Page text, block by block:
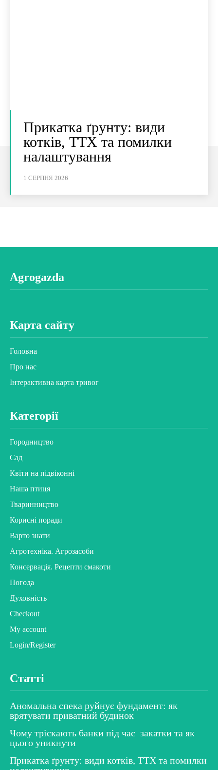
Прикатка ґрунту: види
котків, ТТХ та помилки
налаштування
1 СЕРПНЯ 2026
Agrogazda
Карта сайту
Головна
Про нас
Інтерактивна карта тривог
Категорії
Городництво
Сад
Квіти на підвіконні
Наша птиця
Тваринництво
Корисні поради
Варто знати
Агротехніка. Агрозасоби
Консервація. Рецепти смакоти
Погода
Духовність
Checkout
My account
Login/Register
Статті
Аномальна спека руйнує фундамент: як
врятувати приватний будинок
Чому тріскають банки під час закатки та як
цього уникнути
Прикатка ґрунту: види котків, ТТХ та помилки